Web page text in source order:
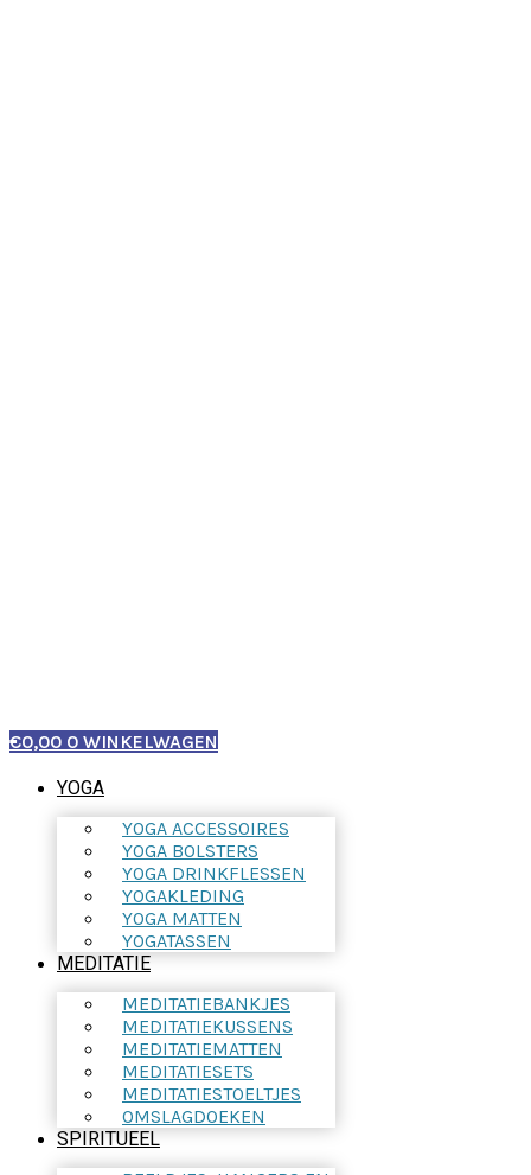
€0,00 0 WINKELWAGEN
YOGA
YOGA ACCESSOIRES
YOGA BOLSTERS
YOGA DRINKFLESSEN
YOGAKLEDING
YOGA MATTEN
YOGATASSEN
MEDITATIE
MEDITATIEBANKJES
MEDITATIEKUSSENS
MEDITATIEMATTEN
MEDITATIESETS
MEDITATIESTOELTJES
OMSLAGDOEKEN
SPIRITUEEL